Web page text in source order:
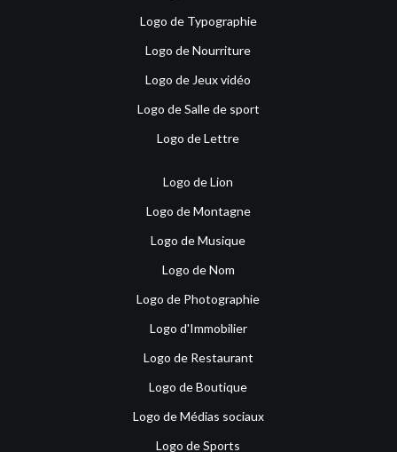
Logo de Typographie
Logo de Nourriture
Logo de Jeux vidéo
Logo de Salle de sport
Logo de Lettre
Logo de Lion
Logo de Montagne
Logo de Musique
Logo de Nom
Logo de Photographie
Logo d'Immobilier
Logo de Restaurant
Logo de Boutique
Logo de Médias sociaux
Logo de Sports